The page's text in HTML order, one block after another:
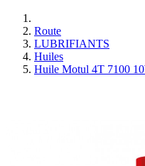
Route
LUBRIFIANTS
Huiles
Huile Motul 4T 7100